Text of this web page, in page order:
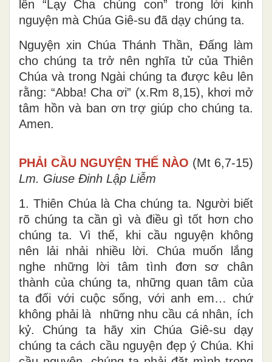
lên “Lạy Cha chúng con” trong lời kinh
nguyện mà Chúa Giê-su đã dạy chúng ta.
Nguyện xin Chúa Thánh Thần, Đấng làm
cho chúng ta trở nên nghĩa tử của Thiên
Chúa và trong Ngài chúng ta được kêu lên
rằng: “Abba! Cha ơi” (x.Rm 8,15), khơi mở
tâm hồn và ban ơn trợ giúp cho chúng ta.
Amen.
PHẢI CẦU NGUYỆN THẾ NÀO (Mt 6,7-15)
Lm. Giuse Đinh Lập Liễm
1. Thiên Chúa là Cha chúng ta. Người biết
rõ chúng ta cần gì và điều gì tốt hơn cho
chúng ta. Vì thế, khi cầu nguyện không
nên lải nhải nhiều lời. Chúa muốn lắng
nghe những lời tâm tình đơn sơ chân
thành của chúng ta, những quan tâm của
ta đối với cuộc sống, với anh em… chứ
không phải là những nhu cầu cá nhân, ích
kỷ. Chúng ta hãy xin Chúa Giê-su dạy
chúng ta cách cầu nguyện đẹp ý Chúa. Khi